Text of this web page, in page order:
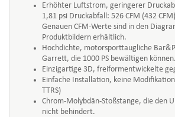
Erhöhter Luftstrom, geringerer
1,81 psi Druckabfall: 526 CFM (432
Genauen CFM-Werte sind in den
Produktbildern erhältlich.
Hochdichte, motorsporttaugliche
Garrett, die 1000 PS bewältigen können.
Einzigartige 3D, freiformentwickelte
Einfache Installation, keine
TTRS)
Chrom-Molybdän-Stoßstange, die den
nicht behindert.